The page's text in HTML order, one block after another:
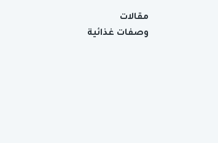
مقالات
وصفات غذائية